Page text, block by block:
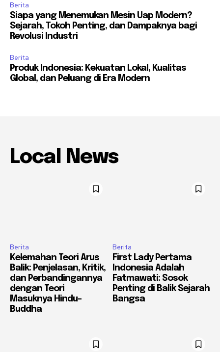
Berita
Siapa yang Menemukan Mesin Uap Modern?
Sejarah, Tokoh Penting, dan Dampaknya bagi
Revolusi Industri
Berita
Produk Indonesia: Kekuatan Lokal, Kualitas
Global, dan Peluang di Era Modern
Local News
Berita
Kelemahan Teori Arus
Balik: Penjelasan, Kritik,
dan Perbandingannya
dengan Teori
Masuknya Hindu-
Buddha
Berita
First Lady Pertama
Indonesia Adalah
Fatmawati: Sosok
Penting di Balik Sejarah
Bangsa